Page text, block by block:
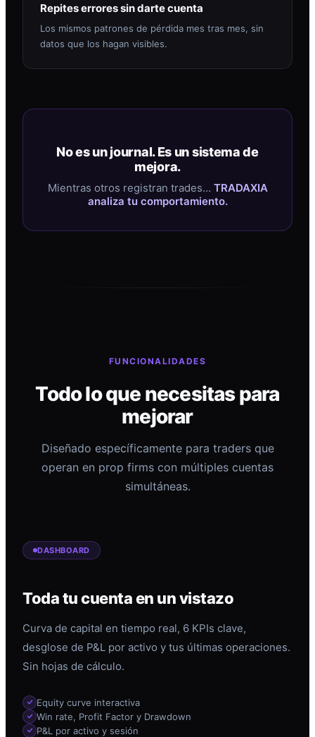
Repites errores sin darte cuenta
Los mismos patrones de pérdida mes tras mes, sin
datos que los hagan visibles.
No es un journal. Es un sistema de
mejora.
Mientras otros registran trades… TRADAXIA
analiza tu comportamiento.
FUNCIONALIDADES
Todo lo que necesitas para
mejorar
Diseñado específicamente para traders que
operan en prop firms con múltiples cuentas
simultáneas.
DASHBOARD
Toda tu cuenta en un vistazo
Curva de capital en tiempo real, 6 KPIs clave,
desglose de P&L por activo y tus últimas operaciones.
Sin hojas de cálculo.
Equity curve interactiva
Win rate, Profit Factor y Drawdown
P&L por activo y sesión